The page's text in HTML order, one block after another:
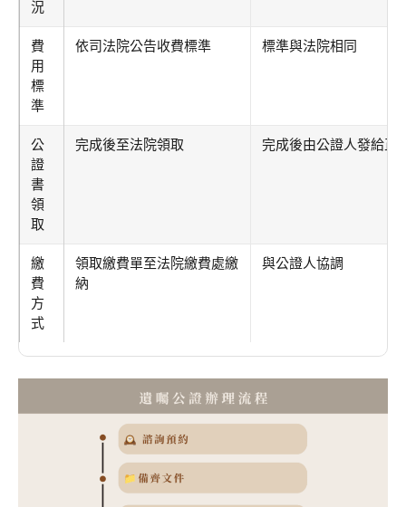
況
費
用
標
準
依司法院公告收費標準 標準與法院相同
公
證
書
領
取
完成後至法院領取 完成後由公證人發給正
繳
費
方
式
領取繳費單至法院繳費處繳
納
與公證人協調